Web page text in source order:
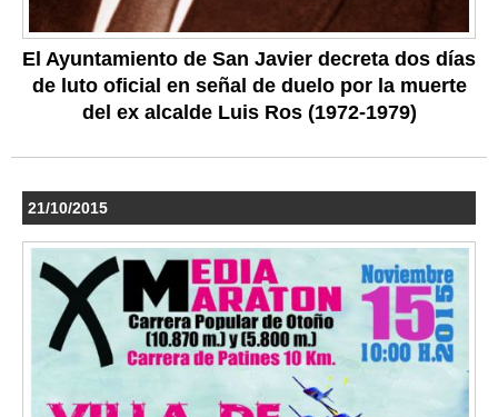
El Ayuntamiento de San Javier decreta dos días
de luto oficial en señal de duelo por la muerte
del ex alcalde Luis Ros (1972-1979)
21/10/2015